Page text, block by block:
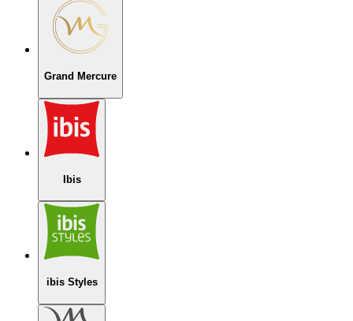
Grand Mercure
Ibis
ibis Styles